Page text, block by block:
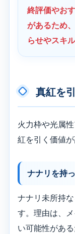
終評価やお
があるため
らせやスキ
真紅を
火力枠や光属
紅を引く価値が
ナナリを持
ナナリ未所持
す。理由は、
い可能性があ